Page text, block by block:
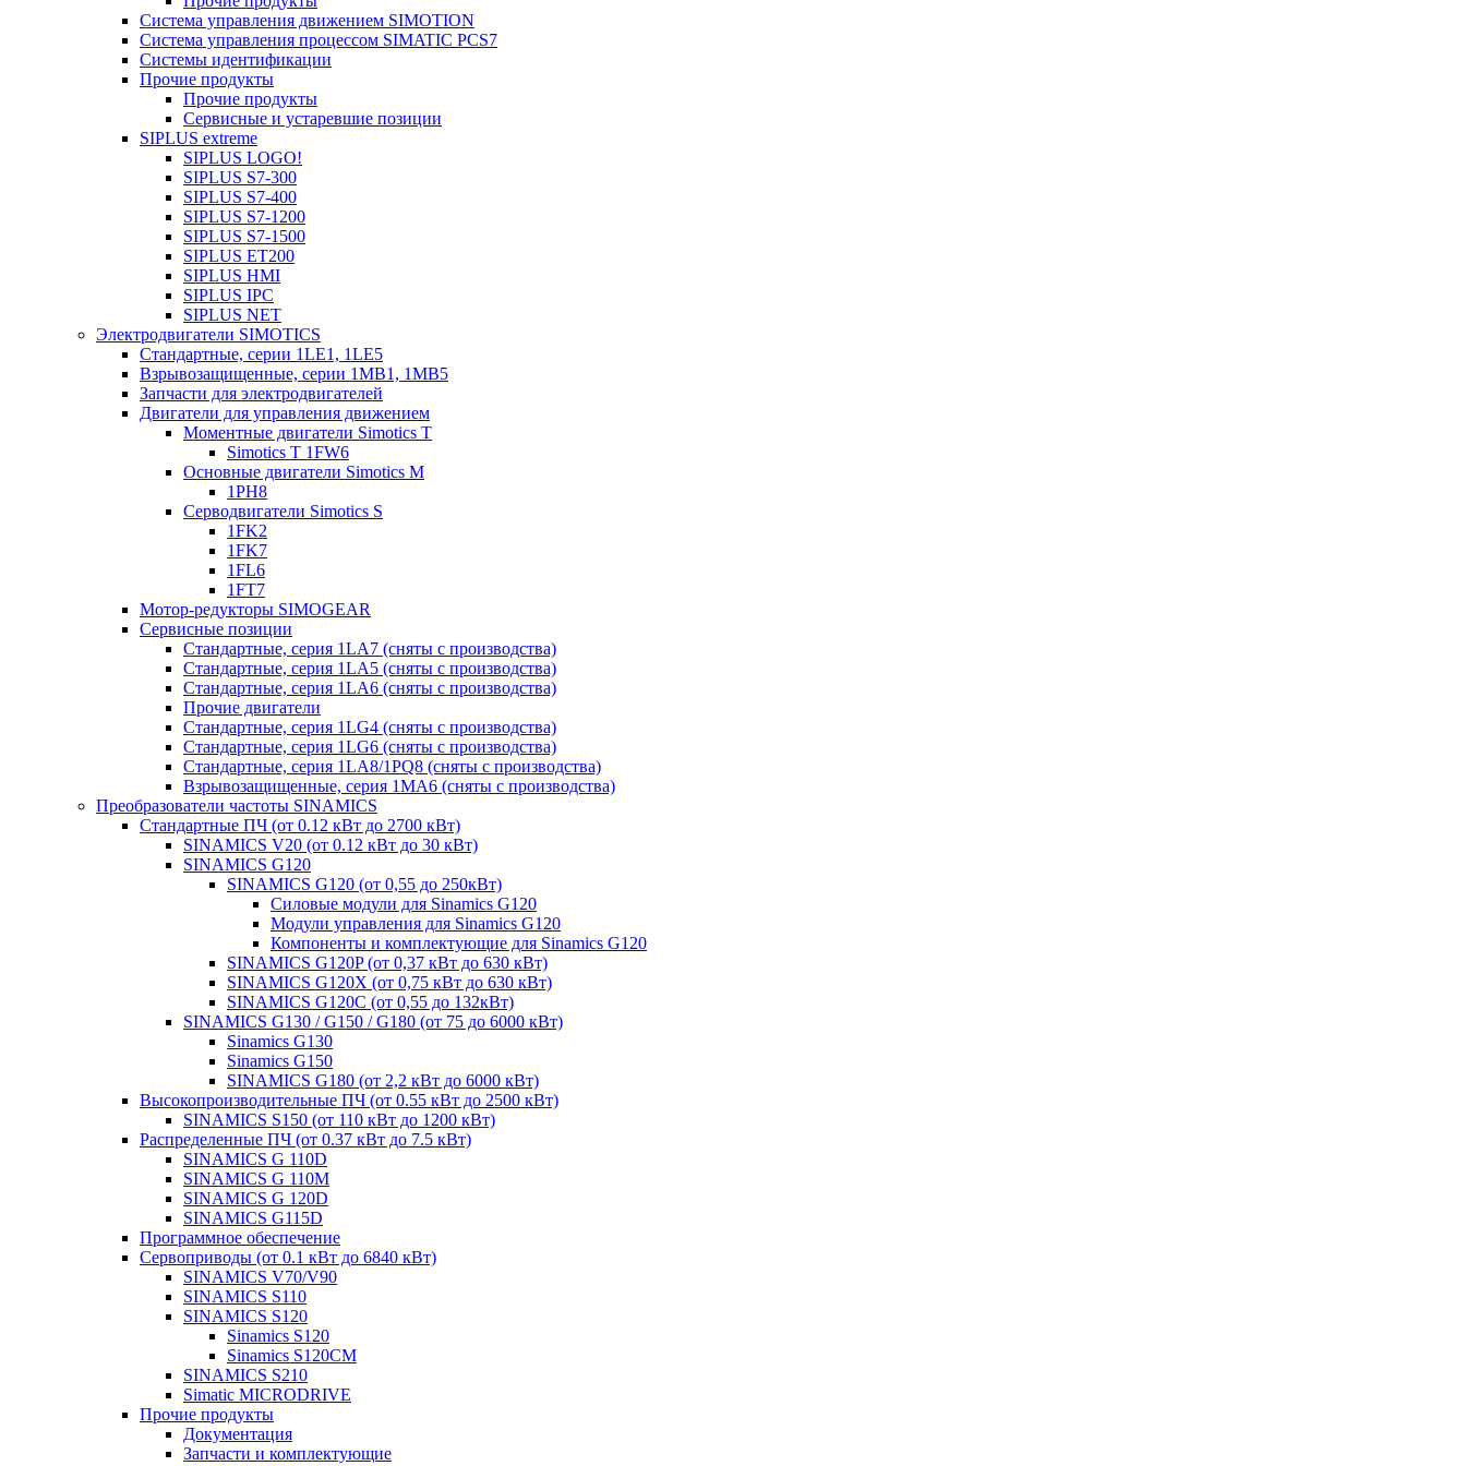
Система управления движением SIMOTION
Система управления процессом SIMATIC PCS7
Системы идентификации
Прочие продукты
Прочие продукты
Сервисные и устаревшие позиции
SIPLUS extreme
SIPLUS LOGO!
SIPLUS S7-300
SIPLUS S7-400
SIPLUS S7-1200
SIPLUS S7-1500
SIPLUS ET200
SIPLUS HMI
SIPLUS IPC
SIPLUS NET
Электродвигатели SIMOTICS
Стандартные, серии 1LE1, 1LE5
Взрывозащищенные, серии 1MB1, 1MB5
Запчасти для электродвигателей
Двигатели для управления движением
Моментные двигатели Simotics T
Simotics T 1FW6
Основные двигатели Simotics M
1PH8
Серводвигатели Simotics S
1FK2
1FK7
1FL6
1FT7
Мотор-редукторы SIMOGEAR
Сервисные позиции
Стандартные, серия 1LA7 (сняты с производства)
Стандартные, серия 1LA5 (сняты с производства)
Стандартные, серия 1LA6 (сняты с производства)
Прочие двигатели
Стандартные, серия 1LG4 (сняты с производства)
Стандартные, серия 1LG6 (сняты с производства)
Стандартные, серия 1LA8/1PQ8 (сняты с производства)
Взрывозащищенные, серия 1MA6 (сняты с производства)
Преобразователи частоты SINAMICS
Стандартные ПЧ (от 0.12 кВт до 2700 кВт)
SINAMICS V20 (от 0.12 кВт до 30 кВт)
SINAMICS G120
SINAMICS G120 (от 0,55 до 250кВт)
Силовые модули для Sinamics G120
Модули управления для Sinamics G120
Компоненты и комплектующие для Sinamics G120
SINAMICS G120P (от 0,37 кВт до 630 кВт)
SINAMICS G120X (от 0,75 кВт до 630 кВт)
SINAMICS G120C (от 0,55 до 132кВт)
SINAMICS G130 / G150 / G180 (от 75 до 6000 кВт)
Sinamics G130
Sinamics G150
SINAMICS G180 (от 2,2 кВт до 6000 кВт)
Высокопроизводительные ПЧ (от 0.55 кВт до 2500 кВт)
SINAMICS S150 (от 110 кВт до 1200 кВт)
Распределенные ПЧ (от 0.37 кВт до 7.5 кВт)
SINAMICS G 110D
SINAMICS G 110M
SINAMICS G 120D
SINAMICS G115D
Программное обеспечение
Сервоприводы (от 0.1 кВт до 6840 кВт)
SINAMICS V70/V90
SINAMICS S110
SINAMICS S120
Sinamics S120
Sinamics S120CM
SINAMICS S210
Simatic MICRODRIVE
Прочие продукты
Документация
Запчасти и комплектующие